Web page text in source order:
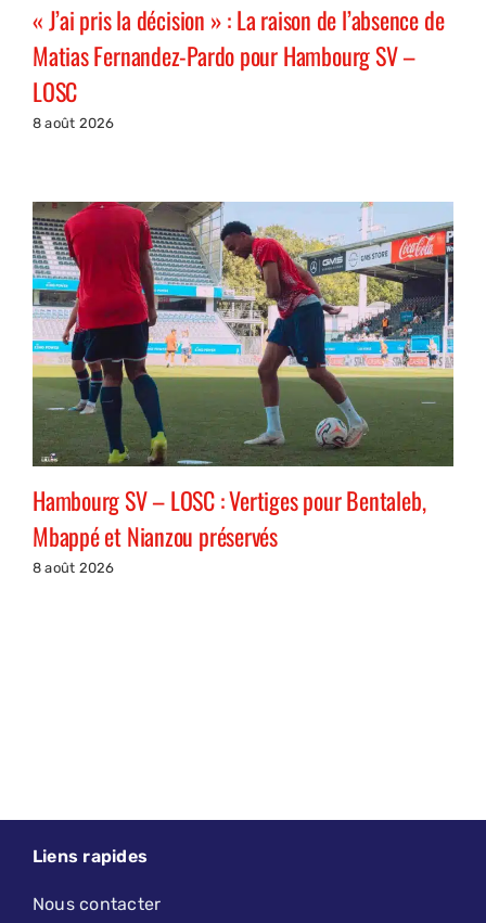
« J’ai pris la décision » : La raison de l’absence de
Matias Fernandez-Pardo pour Hambourg SV –
LOSC
8 août 2026
Hambourg SV – LOSC : Vertiges pour Bentaleb,
Mbappé et Nianzou préservés
8 août 2026
Liens rapides
Nous contacter